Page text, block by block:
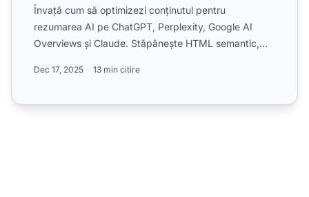
Învață cum să optimizezi conținutul pentru
rezumarea AI pe ChatGPT, Perplexity, Google AI
Overviews și Claude. Stăpânește HTML semantic,
Dec 17, 2025 13 min citire